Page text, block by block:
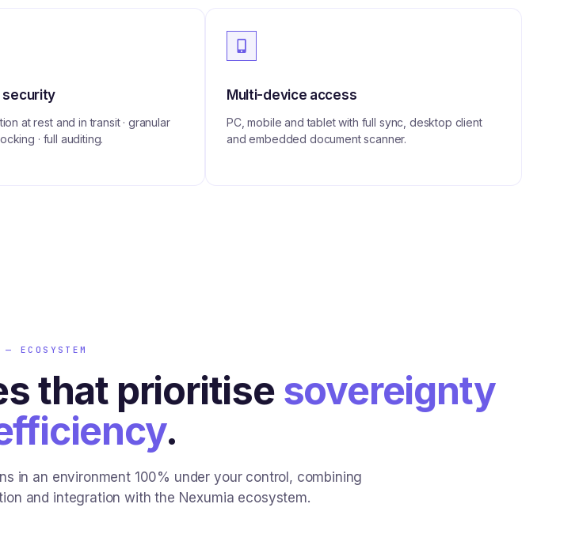
security
at rest and in transit · granular
· full auditing.
Multi-device access
PC, mobile and tablet with full sync, desktop client
and embedded document scanner.
— ECOSYSTEM
that prioritise sovereignty
.
in an environment 100% under your control, combining
and integration with the Nexumia ecosystem.